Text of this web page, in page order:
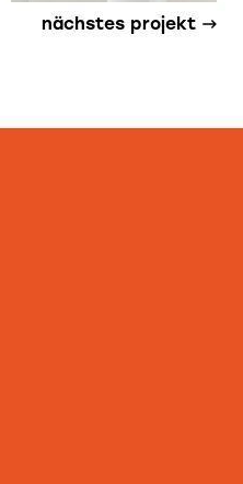
nächstes projekt